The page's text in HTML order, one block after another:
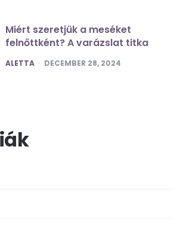
Miért szeretjük a meséket
felnőttként? A varázslat titka
POSTED
ALETTA DECEMBER 28, 2024